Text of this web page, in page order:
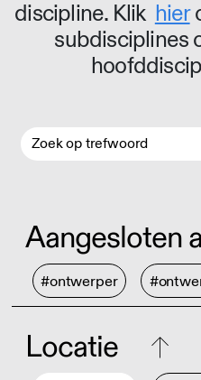
discipline. Klik hier
subdisciplines
Aangesloten
#ontwerper
Locatie